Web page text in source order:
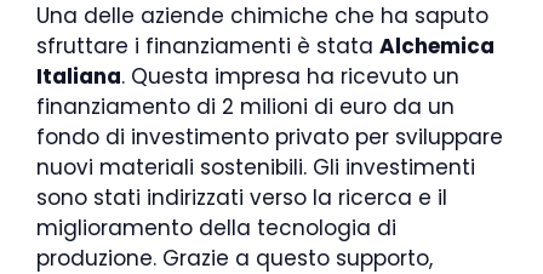
Una delle aziende chimiche che ha saputo
sfruttare i finanziamenti è stata Alchemica
Italiana. Questa impresa ha ricevuto un
finanziamento di 2 milioni di euro da un
fondo di investimento privato per sviluppare
nuovi materiali sostenibili. Gli investimenti
sono stati indirizzati verso la ricerca e il
miglioramento della tecnologia di
produzione. Grazie a questo supporto,